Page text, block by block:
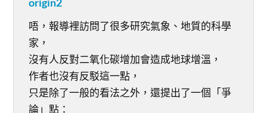
origin2
唔，報導裡訪問了很多研究氣象、地質的科學
家，
沒有人反對二氧化碳增加會造成地球增溫，
作者也沒有反駁這一點，
只是除了一般的看法之外，還提出了一個「爭
論」點：